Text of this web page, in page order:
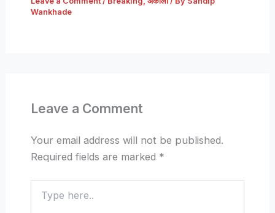
Wankhade
Leave a Comment
Your email address will not be published.
Required fields are marked *
here..